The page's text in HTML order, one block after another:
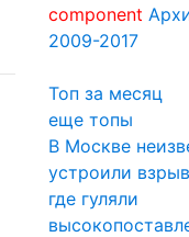
component
2009-2017
Топ за месяц
еще топы
В Москве
устроили
где гуляли